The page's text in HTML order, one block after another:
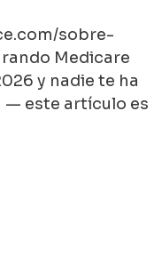
sobre-
Medicare
y nadie te ha
— este artículo es